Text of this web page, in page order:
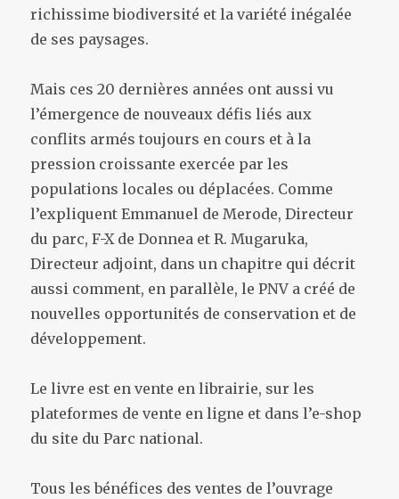
richissime biodiversité et la variété inégalée
de ses paysages.
Mais ces 20 dernières années ont aussi vu
l’émergence de nouveaux défis liés aux
conflits armés toujours en cours et à la
pression croissante exercée par les
populations locales ou déplacées. Comme
l’expliquent Emmanuel de Merode, Directeur
du parc, F-X de Donnea et R. Mugaruka,
Directeur adjoint, dans un chapitre qui décrit
aussi comment, en parallèle, le PNV a créé de
nouvelles opportunités de conservation et de
développement.
Le livre est en vente en librairie, sur les
plateformes de vente en ligne et dans l’e-shop
du site du Parc national.
Tous les bénéfices des ventes de l’ouvrage